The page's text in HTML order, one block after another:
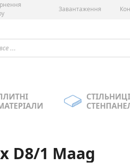
Завантаження
D8/1 Maag